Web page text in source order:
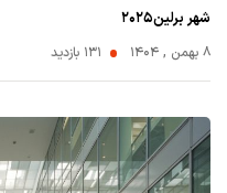
شهر برلین۲۰۲۵
۸ بهمن , ۱۴۰۴ 131 بازدید